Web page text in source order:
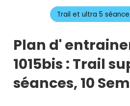
Trail et ultra 5
Plan d'
1015bis : Trail
séances, 10